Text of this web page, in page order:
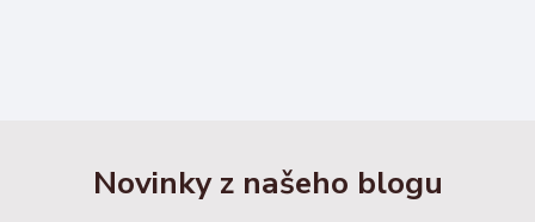
Novinky z našeho blogu